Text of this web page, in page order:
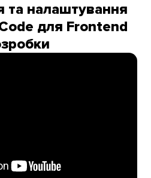
та налаштування
для Frontend